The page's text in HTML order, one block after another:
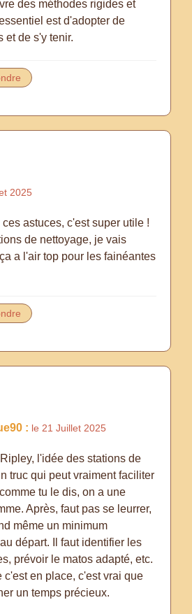
des méthodes rigides et
est d'adopter de
et de s'y tenir.
2025
astuces, c'est super utile !
de nettoyage, je vais
a l'air top pour les fainéantes
: le 21 Juillet 2025
l'idée des stations de
truc qui peut vraiment faciliter
tu le dis, on a une
Après, faut pas se leurrer,
même un minimum
départ. Il faut identifier les
prévoir le matos adapté, etc.
c'est en place, c'est vrai que
un temps précieux.